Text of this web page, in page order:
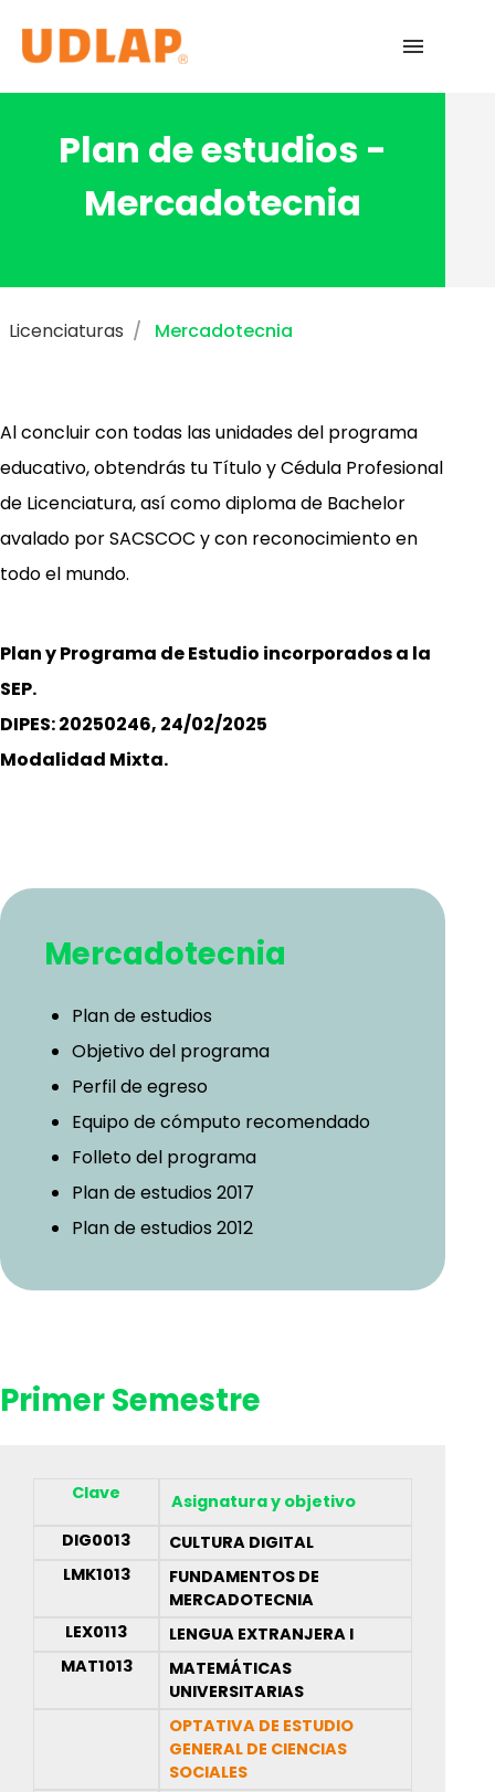
Admisiones
Plan de estudios -
Mercadotecnia
Licenciaturas Mercadotecnia
Al concluir con todas las unidades del programa
educativo, obtendrás tu Título y Cédula Profesional
de Licenciatura, así como diploma de Bachelor
avalado por SACSCOC y con reconocimiento en
todo el mundo.
Plan y Programa de Estudio incorporados a la
SEP.
DIPES: 20250246, 24/02/2025
Modalidad Mixta.
Mercadotecnia
Plan de estudios
Objetivo del programa
Perfil de egreso
Equipo de cómputo recomendado
Folleto del programa
Plan de estudios 2017
Plan de estudios 2012
Primer Semestre
Clave
Asignatura y objetivo
DIG0013
CULTURA DIGITAL
LMK1013
FUNDAMENTOS DE
MERCADOTECNIA
LEX0113
LENGUA EXTRANJERA I
MAT1013
MATEMÁTICAS
UNIVERSITARIAS
OPTATIVA DE ESTUDIO
GENERAL DE CIENCIAS
SOCIALES